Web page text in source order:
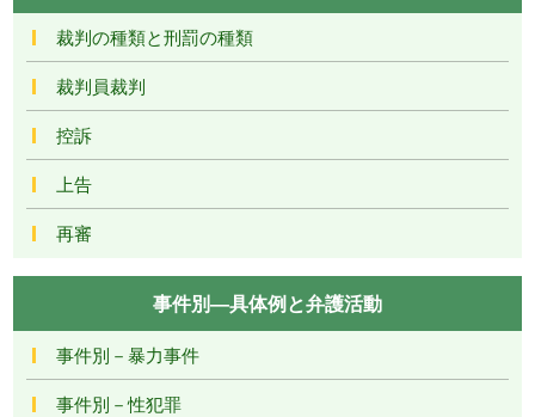
裁判の種類と刑罰の種類
裁判員裁判
控訴
上告
再審
事件別―具体例と弁護活動
事件別－暴力事件
事件別－性犯罪